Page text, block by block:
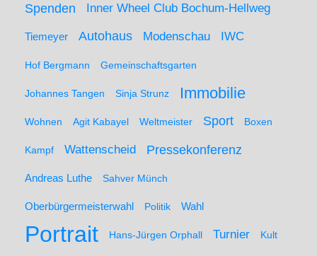
Spenden Inner Wheel Club Bochum-Hellweg
Tiemeyer Autohaus Modenschau IWC
Hof Bergmann Gemeinschaftsgarten
Johannes Tangen Sinja Strunz Immobilie
Wohnen Agit Kabayel Weltmeister Sport Boxen
Kampf Wattenscheid Pressekonferenz
Andreas Luthe Sahver Münch
Oberbürgermeisterwahl Politik Wahl
Portrait Hans-Jürgen Orphall Turnier Kult